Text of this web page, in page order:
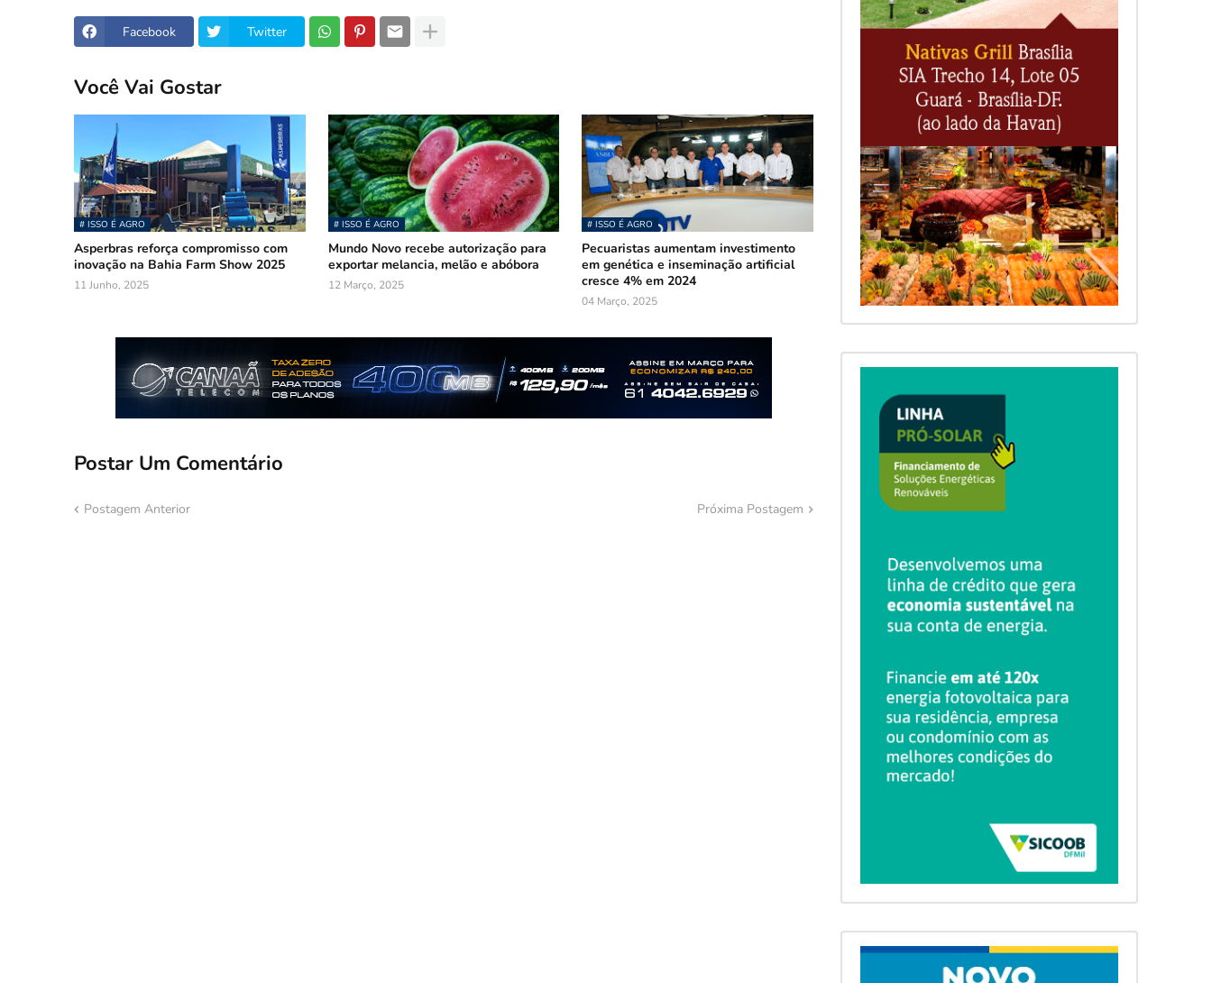
Facebook Twitter
Você Vai Gostar
# ISSO É AGRO
Asperbras reforça compromisso com
inovação na Bahia Farm Show 2025
11 Junho, 2025
# ISSO É AGRO
Mundo Novo recebe autorização para
exportar melancia, melão e abóbora
12 Março, 2025
# ISSO É AGRO
Pecuaristas aumentam investimento
em genética e inseminação artificial
cresce 4% em 2024
04 Março, 2025
Postar Um Comentário
Postagem Anterior Próxima Postagem